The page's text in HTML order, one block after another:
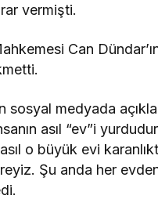
vermişti.
Can
sosyal medyada
asıl “ev”i
o büyük evi
Şu anda her